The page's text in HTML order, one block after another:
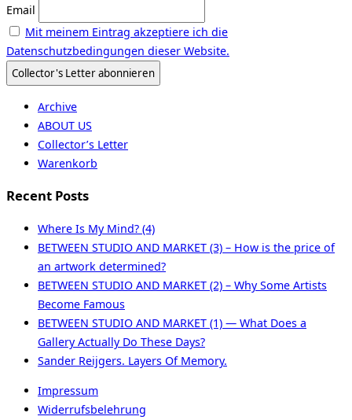
Email
Mit meinem Eintrag akzeptiere ich die
Datenschutzbedingungen dieser Website.
Archive
ABOUT US
Collector’s Letter
Warenkorb
Recent Posts
Where Is My Mind? (4)
BETWEEN STUDIO AND MARKET (3) – How is the price of
an artwork determined?
BETWEEN STUDIO AND MARKET (2) – Why Some Artists
Become Famous
BETWEEN STUDIO AND MARKET (1) — What Does a
Gallery Actually Do These Days?
Sander Reijgers. Layers Of Memory.
Impressum
Widerrufsbelehrung